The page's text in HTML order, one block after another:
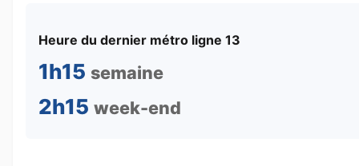
Heure du dernier métro ligne 13
1h15 semaine
2h15 week-end